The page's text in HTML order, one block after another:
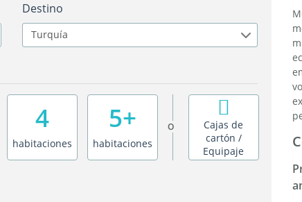
Destino
Turquía
4
habitaciones
5+
habitaciones
O
Cajas de
cartón /
Equipaje